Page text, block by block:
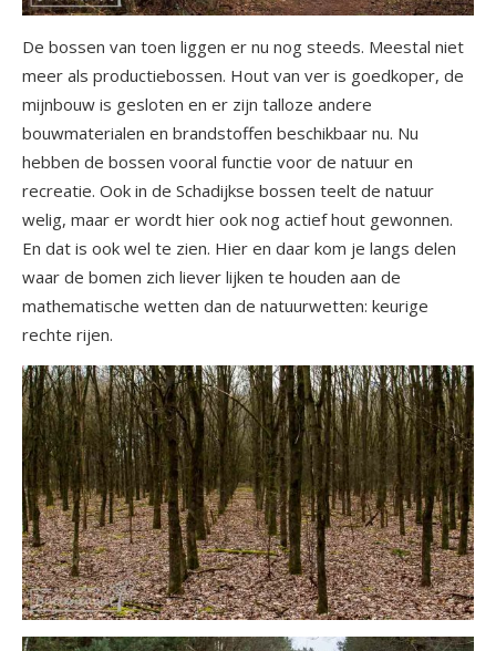
De bossen van toen liggen er nu nog steeds. Meestal niet
meer als productiebossen. Hout van ver is goedkoper, de
mijnbouw is gesloten en er zijn talloze andere
bouwmaterialen en brandstoffen beschikbaar nu. Nu
hebben de bossen vooral functie voor de natuur en
recreatie. Ook in de Schadijkse bossen teelt de natuur
welig, maar er wordt hier ook nog actief hout gewonnen.
En dat is ook wel te zien. Hier en daar kom je langs delen
waar de bomen zich liever lijken te houden aan de
mathematische wetten dan de natuurwetten: keurige
rechte rijen.